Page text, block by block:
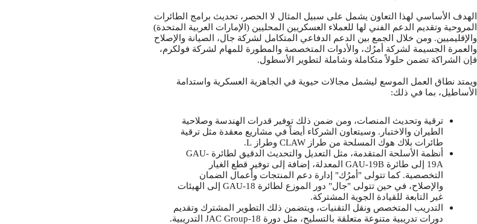
الهدف الأساسي لهذا التعاون يشمل على سبيل المثال لا الحصر، تحديث برامج الطائرات
المروحية وتقديم الدعم الفني لها للعملاء العسكريين المحليين (الإمارات العربية المتحدة)
والإقليميين. ومن خلال الجمع بين الدعم الدفاعي المتكامل لشركة جال، الصيانة والإصلاح
والعمرة الجسيمة لشركة أمرُك، والأدوات المتخصصة والمطورة للمهام لشركة فولكرم،
فإن الشراكة تضمن حلولاً متكاملة وشاملة لتطوير الأسطول.
ويمتد نطاق العمل الموسع ليشمل مجالات حيوية في الجاهزية العسكرية واستدامة
الأساطيل، بما في ذلك:
ترقية وتحديث المنصات، ومن ضمن ذلك توفير قدرات الهندسة وصلاحية
الطيران والاختبار. وسيتعاون الشركاء أيضاً في مشاريع معقدة مثل ترقية
طائرات بلاك هوك المسلحة من طرازCLAW وطرازL
.
أنظمة الأسلحة المتقدمة، مثل التعديل والتحديث الدقيق لطائرةGAU-
19A إلى طائرةGAU-19B المعدلة، إضافة إلى توفير قطع الغيار
التخصصية. كما تتولى "أمرُك" إدارة دعم المنتجات وأعمال الضمان
والإصلاح، في حين تتولى "جال" دور الموزع لطائرة GAU-18 إلى الهيئات
غير التابعة للقيادة الجوية المشتركة.
التدريب المتخصص ونقل التقنيات، ويتضمن ذلك التطوير المشترك وتقديم
دورات تدريبية متنوعة متعلقة بالتسليح، مثل دورة JAC Group-18 التدريبية.